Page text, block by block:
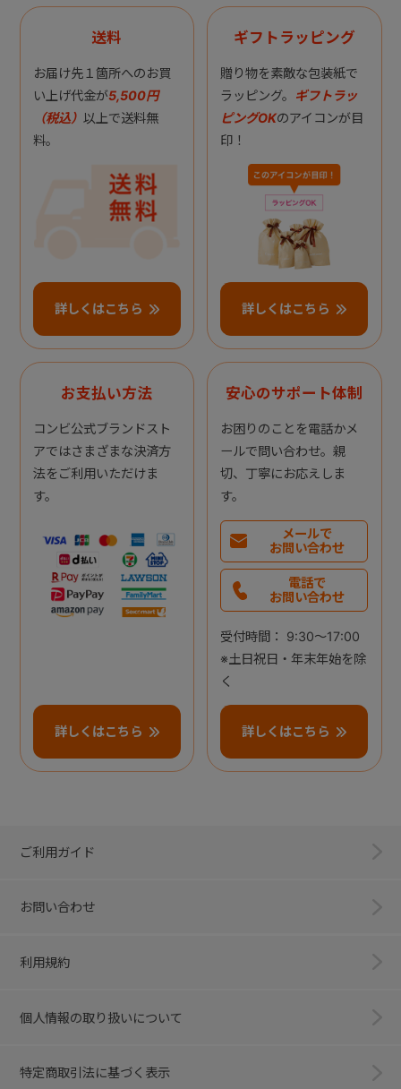
送料
お届け先１箇所へのお買
い上げ代金が5,500円
（税込） 以上で送料無
料。
詳しくはこちら
ギフトラッピング
贈り物を素敵な包装紙で
ラッピング。 ギフトラッ
ピングOKのアイコンが目
印！
詳しくはこちら
お支払い方法
コンビ公式ブランドスト
アではさまざまな決済方
法をご利用いただけま
す。
詳しくはこちら
安心のサポート体制
お困りのことを電話かメ
ールで問い合わせ。親
切、丁寧にお応えしま
す。
メールで
お問い合わせ
電話で
お問い合わせ
受付時間： 9:30～17:00
※土日祝日・年末年始を除
く
詳しくはこちら
ご利用ガイド
お問い合わせ
利用規約
個人情報の取り扱いについて
特定商取引法に基づく表示